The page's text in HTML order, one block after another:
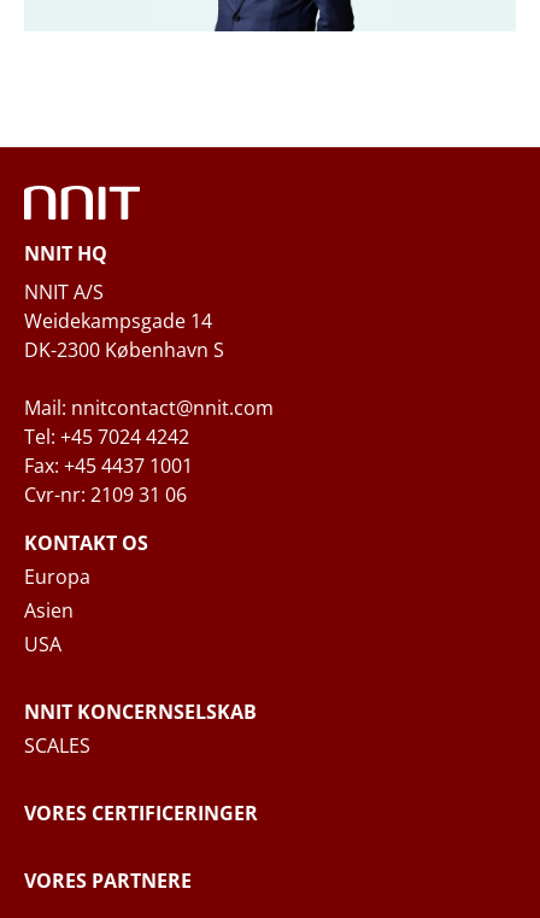
Telefon
Spørgsmål og/eller behov
Når du indsender din forespørgsel til NNIT
via kontaktformularen, behandler NNIT de
overensstemmelse med
hvor du kan læse mere om dine rettigheder
SEND BESKED
NNIT HQ
NNIT A/S
Weidekampsgade 14
DK-2300 København S
Mail: nnitcontact@nnit.com
Tel: +45 7024 4242
Fax: +45 4437 1001
Cvr-nr: 2109 31 06
KONTAKT OS
Europa
Asien
USA
NNIT KONCERNSELSKAB
SCALES
VORES CERTIFICERINGER
VORES PARTNERE